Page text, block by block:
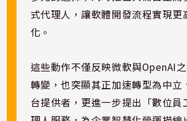
式代理人，讓軟體開發流程實現更
化。
這些動作不僅反映微軟與OpenAI
轉變，也突顯其正加速轉型為中立
台提供者，更進一步提出「數位員